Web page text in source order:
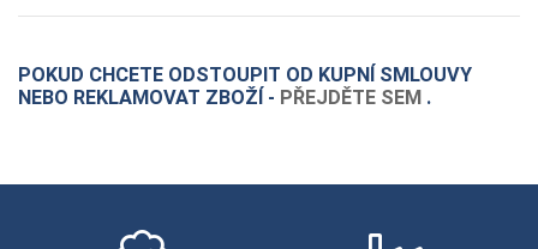
POKUD CHCETE ODSTOUPIT OD KUPNÍ SMLOUVY
NEBO REKLAMOVAT ZBOŽÍ - PŘEJDĚTE SEM .